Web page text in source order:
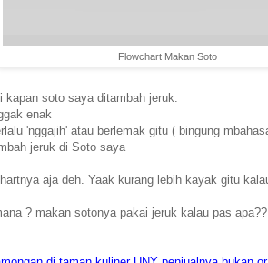
Flowchart Makan Soto
kapan soto saya ditambah jeruk.
enak
'nggajih' atau berlemak gitu ( bingung
jeruk di Soto saya
aja deh. Yaak kurang lebih kayak gitu
? makan sotonya pakai jeruk kalau pas